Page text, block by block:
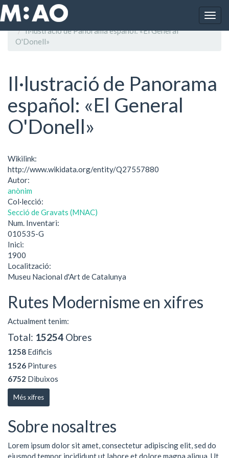
Vés al contingut
Inici
Il·lustració de Panorama español: «El General
O'Donell»
Il·lustració de Panorama
español: «El General
O'Donell»
Wikilink:
http://www.wikidata.org/entity/Q27557880
Autor:
anònim
Col·lecció:
Secció de Gravats (MNAC)
Num. Inventari:
010535-G
Inici:
1900
Localització:
Museu Nacional d'Art de Catalunya
Rutes Modernisme en xifres
Actualment tenim:
Total: 15254 Obres
1258 Edificis
1526 Pintures
6752 Dibuixos
Més xifres
Sobre nosaltres
Lorem ipsum dolor sit amet, consectetur adipiscing elit, sed do
eiusmod tempor incididunt ut labore et dolore magna aliqua. Ut